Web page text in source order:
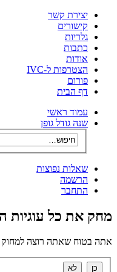
יצירת קשר
קישורים
גלריות
כתבות
אודות
הצטרפות ל-IVC
פורום
דף הבית
עמוד ראשי
שנה גודל גופן
שאלות נפוצות
הרשמה
התחבר
מחק את כל עוגיות
אתה בטוח שאתה רוצה למחוק